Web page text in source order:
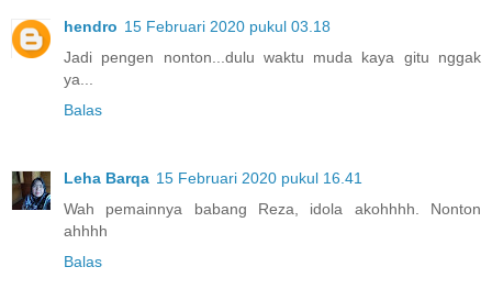
hendro 15 Februari 2020 pukul 03.18
Jadi pengen nonton...dulu waktu muda kaya gitu nggak
ya...
Balas
Leha Barqa 15 Februari 2020 pukul 16.41
Wah pemainnya babang Reza, idola akohhhh. Nonton
ahhhh
Balas